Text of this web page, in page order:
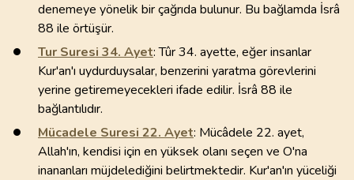
denemeye yönelik bir çağrıda bulunur. Bu bağlamda İsrâ
88 ile örtüşür.
Tur Suresi 34. Ayet: Tûr 34. ayette, eğer insanlar
Kur'an'ı uydurduysalar, benzerini yaratma görevlerini
yerine getiremeyecekleri ifade edilir. İsrâ 88 ile
bağlantılıdır.
Mücadele Suresi 22. Ayet: Mücâdele 22. ayet,
Allah'ın, kendisi için en yüksek olanı seçen ve O'na
inananları müjdelediğini belirtmektedir. Kur'an'ın yüceliği